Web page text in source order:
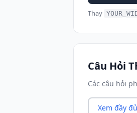
Thay
Câu Hỏi
Các câu hỏi
Xem đầy